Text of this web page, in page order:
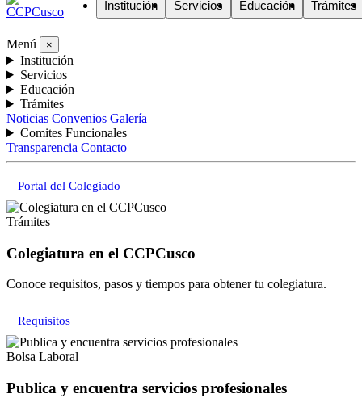
Institución Servicios Educación Trámites
Menú ×
Institución
Servicios
Educación
Trámites
Noticias Convenios Galería
Comites Funcionales
Transparencia Contacto
Portal del Colegiado
Trámites
Colegiatura en el CCPCusco
Conoce requisitos, pasos y tiempos para obtener tu colegiatura.
Requisitos
Bolsa Laboral
Publica y encuentra servicios profesionales